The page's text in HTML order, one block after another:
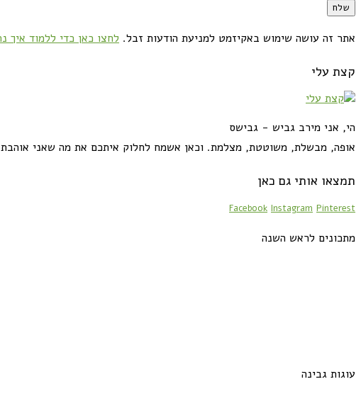
אתר זה עושה שימוש באקיזמט למניעת הודעות זבל. לחצו כאן כדי ללמוד איך
קצת עלי
הי, אני מירב גביש - גבישס
אופה, מבשלת, משוטטת, מצלמת. וכאן אשמח לחלוק איתכם את מה שאני
תמצאו אותי גם כאן
Facebook Instagram Pinterest
מתכונים לראש השנה
עוגות גבינה